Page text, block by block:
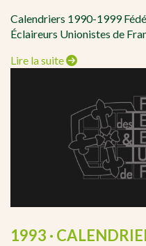
Calendriers 1990-1999
Éclaireurs Unionistes de
Lire la suite
1993 ·